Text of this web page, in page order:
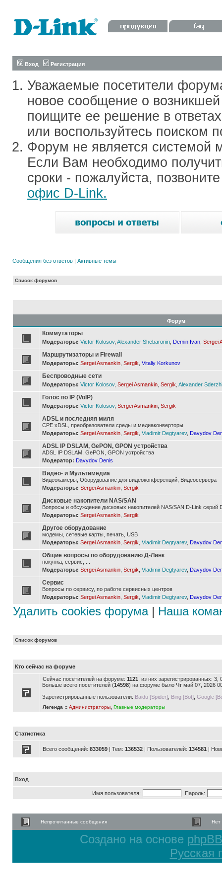
Вход Регистрация
Уважаемые посетители
новое сообщение о
поищите ее решение в
или воспользуйтесь поиском
Форум не является системой
Если Вам необходимо
сроки - пожалуйста,
офис D-Link.
Сообщения без ответов | Активные темы
Список форумов
Форум
Коммутаторы
Модераторы: Victor Kolosov, Alexander Shebaronin Demin Ivan Sergei
Маршрутизаторы и Firewall
Модераторы: Sergei Asmankin Sergik Vitaliy Korkunov
Беспроводные сети
Модераторы: Victor Kolosov, Sergei Asmankin Sergik Alexander
Голос по IP (VoIP)
Модераторы: Victor Kolosov, Sergei Asmankin Sergik
ADSL и последняя миля
CPE xDSL, преобразователи среды и медиаконверторы
Модераторы: Sergei Asmankin Sergik Vladimir Degtyarev, Davydov
ADSL IP DSLAM, GePON, GPON устройства
ADSL IP DSLAM, GePON, GPON устройства
Модератор: Davydov Denis
Видео- и Мультимедиа
Видеокамеры, Оборудование для видеоконференций, Видеосервера
Модераторы: Sergei Asmankin Sergik
Дисковые накопители NAS/SAN
Вопросы и обсуждение дисковых накопителей NAS/SAN D-Link серий
Модераторы: Sergei Asmankin Sergik
Другое оборудование
модемы, сетевые карты, печать, USB
Модераторы: Sergei Asmankin Sergik Vladimir Degtyarev, Davydov
Общие вопросы по оборудованию Д-Линк
покупка, сервис, ...
Модераторы: Sergei Asmankin Sergik Vladimir Degtyarev, Davydov
Сервис
Вопросы по сервису, по работе сервисных центров
Модераторы: Sergei Asmankin Sergik Vladimir Degtyarev, Davydov
Удалить cookies форума| Наша
Список форумов
Кто сейчас на форуме
Сейчас посетителей на форуме: 1121 , из них зарегистрированных:
Больше всего посетителей (14598) на форуме было Чт май 07, 2026
Зарегистрированные пользователи: Baidu [Spider] Bing [Bot] Google
Легенда :: Администраторы Главные модераторы
Статистика
Всего сообщений: 833059 | Тем: 136532 | Пользователей: 134581 |
Вход
Имя пользователя: Пароль:
Непрочитанные сообщения Нет
Создано на основе phpBB
Русская